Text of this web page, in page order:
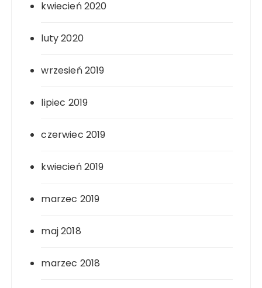
kwiecień 2020
luty 2020
wrzesień 2019
lipiec 2019
czerwiec 2019
kwiecień 2019
marzec 2019
maj 2018
marzec 2018